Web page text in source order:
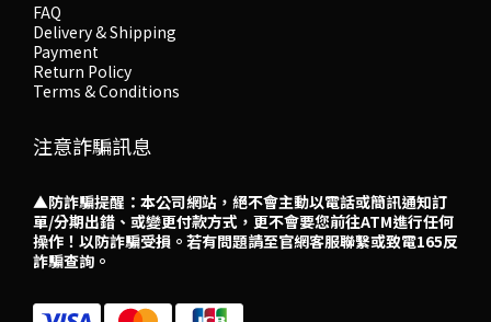
FAQ
Delivery & Shipping
Payment
Return Policy
Terms & Conditions
注意詐騙訊息
▲防詐騙提醒：本公司網站，絕不會主動以電話或簡訊通知訂
單/分期出錯、或變更付款方式，更不會要您前往ATM進行任何
操作！以防詐騙受損。若有問題請至官網客服聯繫或致電165反
詐騙查詢。